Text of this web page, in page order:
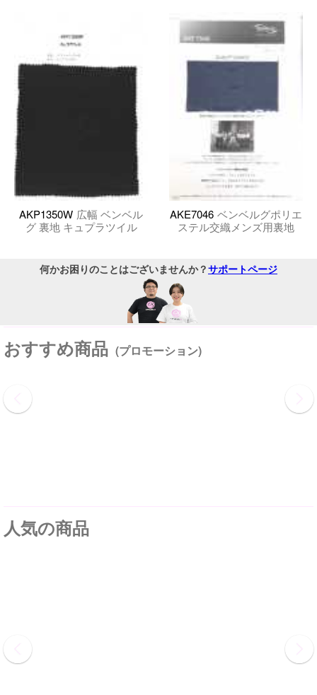
AKP1350W 広幅 ベンベル
グ 裏地 キュプラツイル
AKE7046 ベンベルグポリエ
ステル交織メンズ用裏地
何かお困りのことはございませんか？サポートページ
おすすめ商品 (プロモーション)
人気の商品